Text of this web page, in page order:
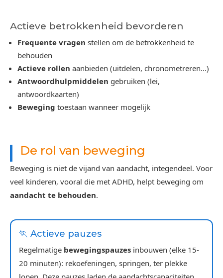
Actieve betrokkenheid bevorderen
Frequente vragen stellen om de betrokkenheid te
behouden
Actieve rollen aanbieden (uitdelen, chronometreren...)
Antwoordhulpmiddelen gebruiken (lei,
antwoordkaarten)
Beweging toestaan wanneer mogelijk
De rol van beweging
Beweging is niet de vijand van aandacht, integendeel. Voor
veel kinderen, vooral die met ADHD, helpt beweging om
aandacht te behouden.
🏃 Actieve pauzes
Regelmatige bewegingspauzes inbouwen (elke 15-
20 minuten): rekoefeningen, springen, ter plekke